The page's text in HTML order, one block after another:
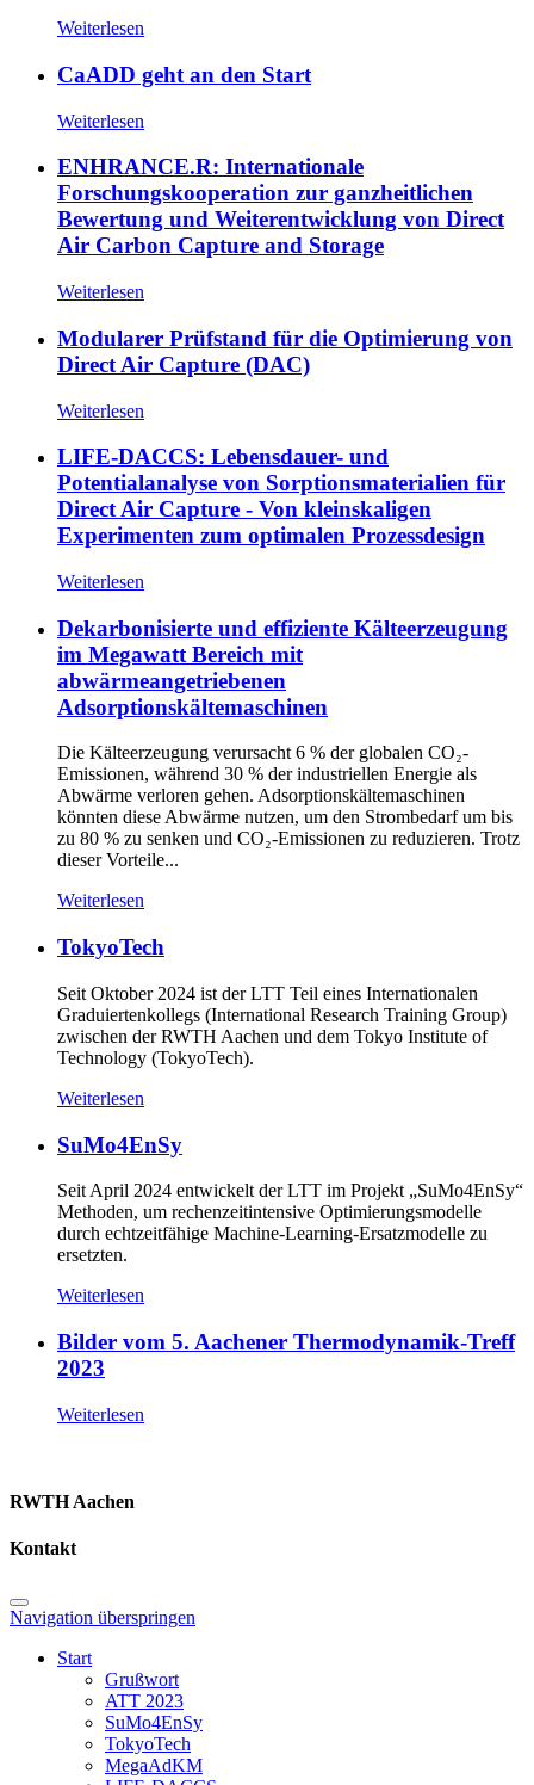
Weiterlesen
CaADD geht an den Start
Weiterlesen
ENHRANCE.R: Internationale
Forschungskooperation zur ganzheitlichen
Bewertung und Weiterentwicklung von Direct
Air Carbon Capture and Storage
Weiterlesen
Modularer Prüfstand für die Optimierung von
Direct Air Capture (DAC)
Weiterlesen
LIFE-DACCS: Lebensdauer- und
Potentialanalyse von Sorptionsmaterialien für
Direct Air Capture - Von kleinskaligen
Experimenten zum optimalen Prozessdesign
Weiterlesen
Dekarbonisierte und effiziente Kälteerzeugung
im Megawatt Bereich mit
abwärmeangetriebenen
Adsorptionskältemaschinen
Die Kälteerzeugung verursacht 6 % der globalen CO₂-
Emissionen, während 30 % der industriellen Energie als
Abwärme verloren gehen. Adsorptionskältemaschinen
könnten diese Abwärme nutzen, um den Strombedarf um bis
zu 80 % zu senken und CO₂-Emissionen zu reduzieren. Trotz
dieser Vorteile...
Weiterlesen
TokyoTech
Seit Oktober 2024 ist der LTT Teil eines Internationalen
Graduiertenkollegs (International Research Training Group)
zwischen der RWTH Aachen und dem Tokyo Institute of
Technology (TokyoTech).
Weiterlesen
SuMo4EnSy
Seit April 2024 entwickelt der LTT im Projekt „SuMo4EnSy“
Methoden, um rechenzeitintensive Optimierungsmodelle
durch echtzeitfähige Machine-Learning-Ersatzmodelle zu
ersetzten.
Weiterlesen
Bilder vom 5. Aachener Thermodynamik-Treff
2023
Weiterlesen
RWTH Aachen
Kontakt
Navigation überspringen
Start
Grußwort
ATT 2023
SuMo4EnSy
TokyoTech
MegaAdKM